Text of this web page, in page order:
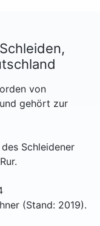
von
gehört zur
Schleidener
(Stand: 2019).